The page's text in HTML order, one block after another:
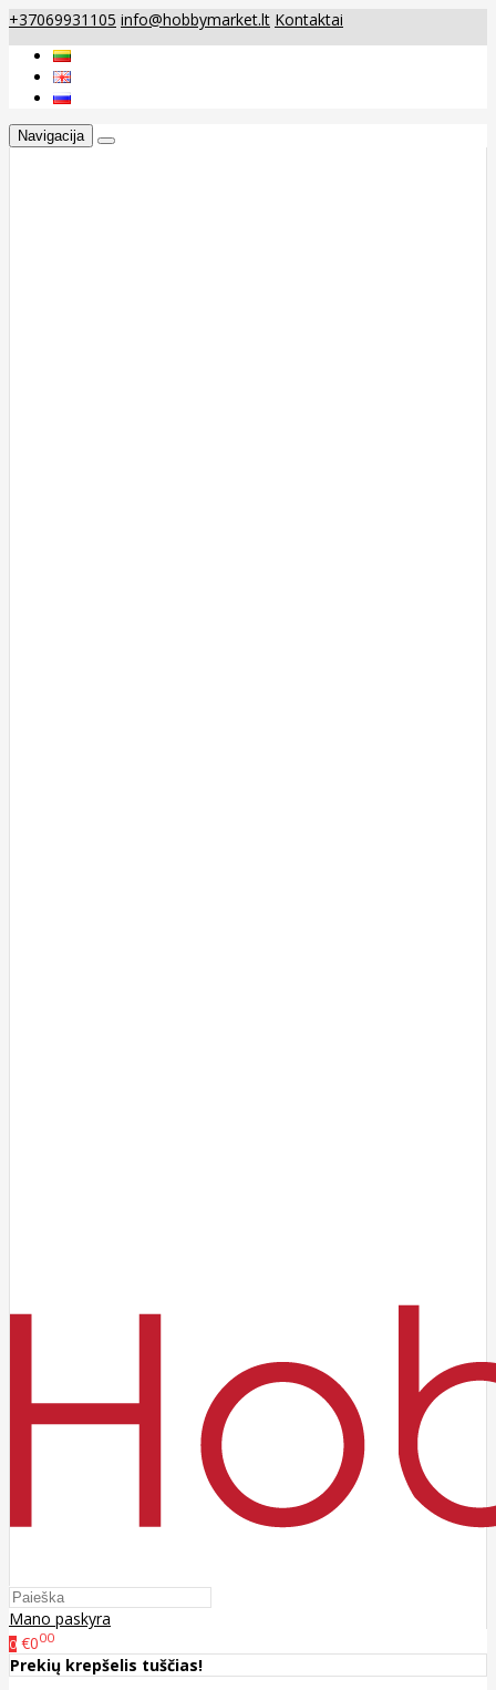
+37069931105 info@hobbymarket.lt Kontaktai
Navigacija
Mano paskyra
0 €000
Prekių krepšelis tuščias!